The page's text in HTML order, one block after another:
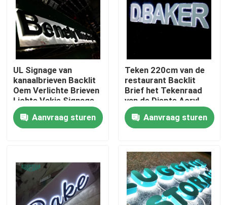
Fabrieksreis
Kwaliteitscontrole
Contacteer ons
Verzoek om een Citaat
Het teken van de kanaalbrief
Backlit Brieventeken
UL Signage van
kanaalbrieven Backlit
Oem Verlichte Brieven
Lichte Vakje Signage
Aanvraag sturen
Teken 220cm van de
restaurant Backlit
Brief het Tekenraad
van de Diepte Acryl
Geleide Gloed
Aanvraag sturen